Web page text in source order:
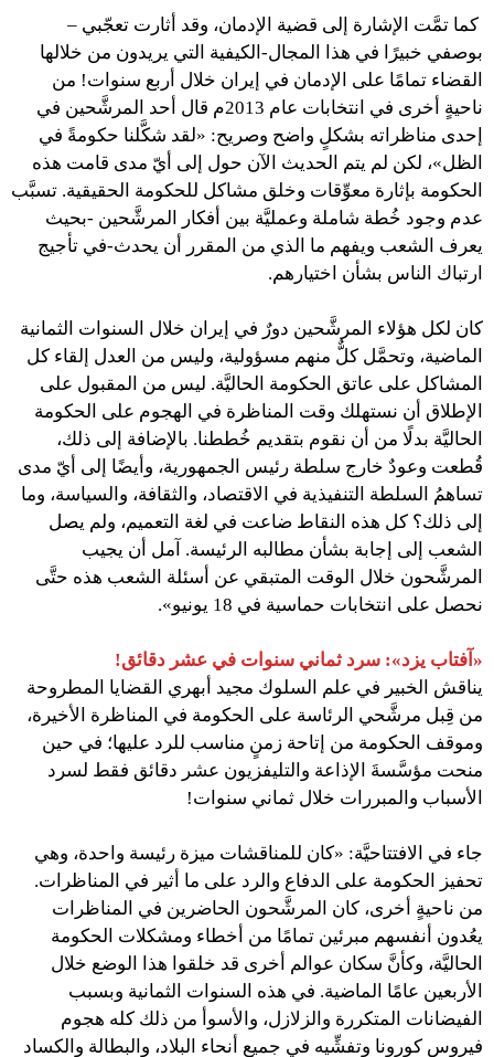
كما تمَّت الإشارة إلى قضية الإدمان، وقد أثارت تعجّبي –
بوصفي خبيرًا في هذا المجال-الكيفية التي يريدون من خلالها
القضاء تمامًا على الإدمان في إيران خلال أربع سنوات! من
ناحيةٍ أخرى في انتخابات عام 2013م قال أحد المرشَّحين في
إحدى مناظراته بشكلٍ واضح وصريح: «لقد شكَّلنا حكومةً في
الظل»، لكن لم يتم الحديث الآن حول إلى أيّ مدى قامت هذه
الحكومة بإثارة معوِّقات وخلق مشاكل للحكومة الحقيقية. تسبَّب
عدم وجود خُطة شاملة وعمليَّة بين أفكار المرشَّحين -بحيث
يعرف الشعب ويفهم ما الذي من المقرر أن يحدث-في تأجيج
ارتباك الناس بشأن اختيارهم.
كان لكل هؤلاء المرشَّحين دورٌ في إيران خلال السنوات الثمانية
الماضية، وتحمَّل كلٌّ منهم مسؤولية، وليس من العدل إلقاء كل
المشاكل على عاتق الحكومة الحاليَّة. ليس من المقبول على
الإطلاق أن نستهلك وقت المناظرة في الهجوم على الحكومة
الحاليَّة بدلًا من أن نقوم بتقديم خُططنا. بالإضافة إلى ذلك،
قُطعت وعودٌ خارج سلطة رئيس الجمهورية، وأيضًا إلى أيّ مدى
تساهمُ السلطة التنفيذية في الاقتصاد، والثقافة، والسياسة، وما
إلى ذلك؟ كل هذه النقاط ضاعت في لغة التعميم، ولم يصل
الشعب إلى إجابة بشأن مطالبه الرئيسة. آمل أن يجيب
المرشَّحون خلال الوقت المتبقي عن أسئلة الشعب هذه حتَّى
نحصل على انتخابات حماسية في 18 يونيو».
«آفتاب يزد»: سرد ثماني سنوات في عشر دقائق!
يناقش الخبير في علم السلوك مجيد أبهري القضايا المطروحة
من قِبل مرشَّحي الرئاسة على الحكومة في المناظرة الأخيرة،
وموقف الحكومة من إتاحة زمنٍ مناسب للرد عليها؛ في حين
منحت مؤسَّسةَ الإذاعة والتليفزيون عشر دقائق فقط لسرد
الأسباب والمبررات خلال ثماني سنوات!
جاء في الافتتاحيَّة: «كان للمناقشات ميزة رئيسة واحدة، وهي
تحفيز الحكومة على الدفاع والرد على ما أثير في المناظرات.
من ناحيةٍ أخرى، كان المرشَّحون الحاضرين في المناظرات
يعُدون أنفسهم مبرئين تمامًا من أخطاء ومشكلات الحكومة
الحاليَّة، وكأنَّ سكان عوالم أخرى قد خلقوا هذا الوضع خلال
الأربعين عامًا الماضية. في هذه السنوات الثمانية وبسبب
الفيضانات المتكررة والزلازل، والأسوأ من ذلك كله هجوم
فيروس كورونا وتفشِّيه في جميع أنحاء البلاد، والبطالة والكساد